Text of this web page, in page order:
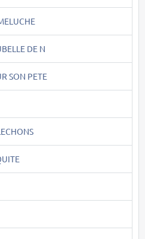
DE N
SON PETE